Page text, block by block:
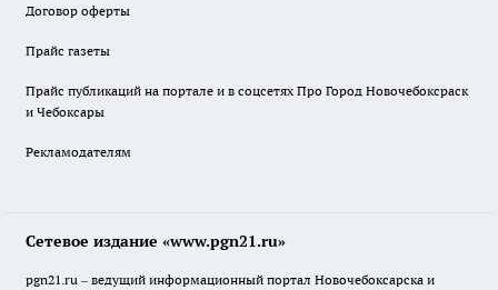
Договор оферты
Прайс газеты
Прайс публикаций на портале и в соцсетях Про Город Новочебоксраск
и Чебоксары
Рекламодателям
Сетевое издание «www.pgn21.ru»
pgn21.ru – ведущий информационный портал Новочебоксарска и